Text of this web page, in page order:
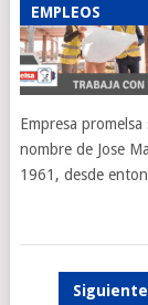
EMPLEOS
Empresa
nombre de Jose
1961, desde